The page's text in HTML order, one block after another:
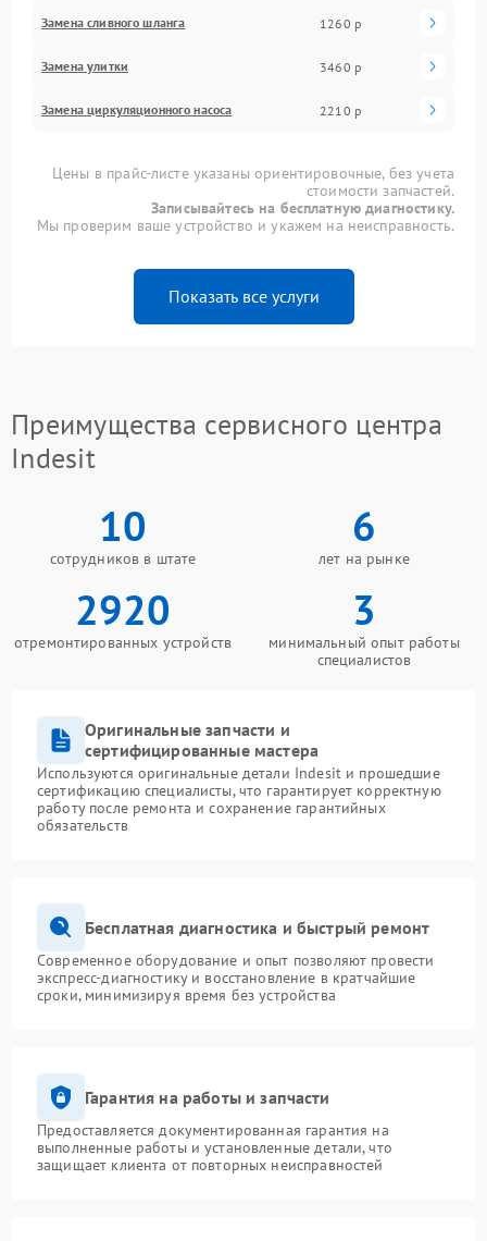
Замена сливного шланга 1260 р
Замена улитки 3460 р
Замена циркуляционного насоса 2210 р
Цены в прайс-листе указаны ориентировочные, без учета
стоимости запчастей.
Записывайтесь на бесплатную диагностику.
Мы проверим ваше устройство и укажем на неисправность.
Показать все услуги
Преимущества сервисного центра
Indesit
10
сотрудников в штате
6
лет на рынке
2920
отремонтированных устройств
3
минимальный опыт работы
специалистов
Оригинальные запчасти и
сертифицированные мастера
Используются оригинальные детали Indesit и прошедшие
сертификацию специалисты, что гарантирует корректную
работу после ремонта и сохранение гарантийных
обязательств
Бесплатная диагностика и быстрый ремонт
Современное оборудование и опыт позволяют провести
экспресс-диагностику и восстановление в кратчайшие
сроки, минимизируя время без устройства
Гарантия на работы и запчасти
Предоставляется документированная гарантия на
выполненные работы и установленные детали, что
защищает клиента от повторных неисправностей